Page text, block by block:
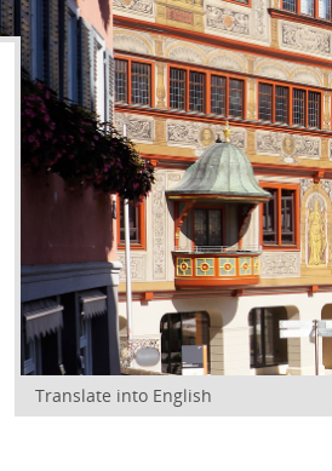
Translate into English